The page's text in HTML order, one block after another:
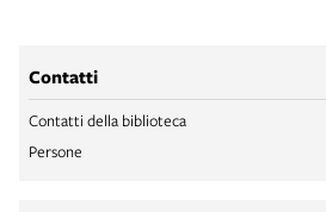
Contatti
Contatti della biblioteca
Persone